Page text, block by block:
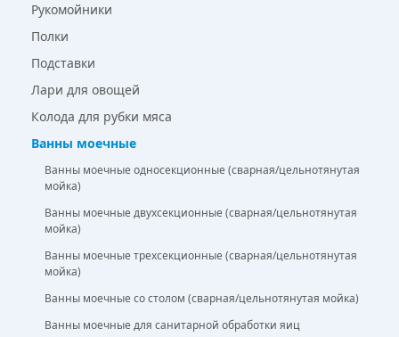
Рукомойники
Полки
Подставки
Лари для овощей
Колода для рубки мяса
Ванны моечные
Ванны моечные односекционные (сварная/цельнотянутая
мойка)
Ванны моечные двухсекционные (сварная/цельнотянутая
мойка)
Ванны моечные трехсекционные (сварная/цельнотянутая
мойка)
Ванны моечные со столом (сварная/цельнотянутая мойка)
Ванны моечные для санитарной обработки яиц